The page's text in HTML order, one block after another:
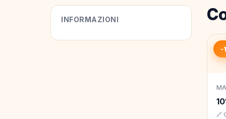
INFORMAZIONI
-
🔗